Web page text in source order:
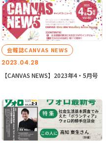
2023.04.28
会報誌CANVAS NEWS
【CANVAS NEWS】2023年4・5月号